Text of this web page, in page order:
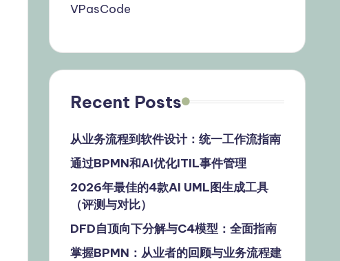
VPasCode
Recent Posts
从业务流程到软件设计：统一工作流指南
通过BPMN和AI优化ITIL事件管理
2026年最佳的4款AI UML图生成工具
（评测与对比）
DFD自顶向下分解与C4模型：全面指南
掌握BPMN：从业者的回顾与业务流程建